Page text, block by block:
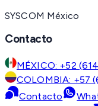
SYSCOM México
Contacto
MÉXICO: +52
COLOMBIA: +57
Contacto